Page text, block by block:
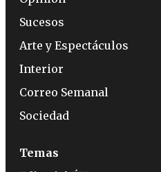
Sucesos
Arte y Espectáculos
Interior
Correo Semanal
Sociedad
Temas